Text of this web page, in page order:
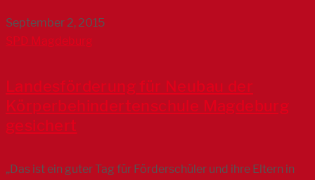
September 2, 2015
SPD Magdeburg
Landesförderung für Neubau der
Körperbehindertenschule Magdeburg
gesichert
„Das ist ein guter Tag für Förderschüler und ihre Eltern in